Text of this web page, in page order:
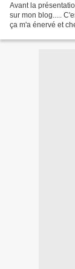
Avant la
sur mon blog.....
ça m'a énervé et